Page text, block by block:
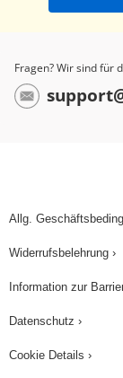
solltest du
möchten.
freuen,
Fragen? Wir sind für
Allg.
Widerrufsbelehrung ›
Information zur
Datenschutz ›
Cookie Details ›